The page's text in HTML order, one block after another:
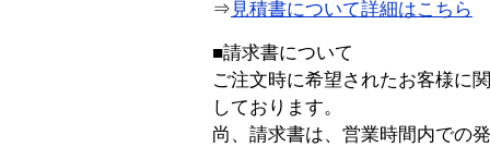
⇒ 見積書について詳細はこちら
■請求書について
ご注文時に希望されたお客様に
しております。
尚、請求書は、営業時間内での